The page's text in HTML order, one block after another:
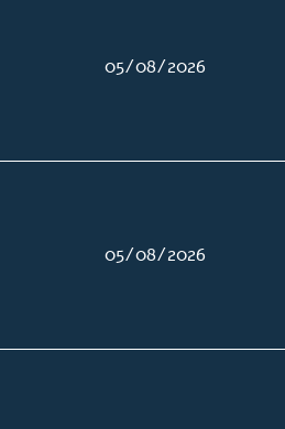
05/08/2026
05/08/2026